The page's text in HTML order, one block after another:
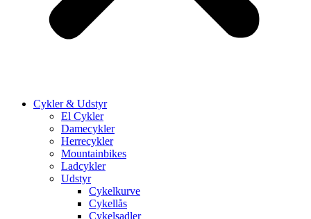
Cykler & Udstyr
El Cykler
Damecykler
Herrecykler
Mountainbikes
Ladcykler
Udstyr
Cykelkurve
Cykellås
Cykelsadler